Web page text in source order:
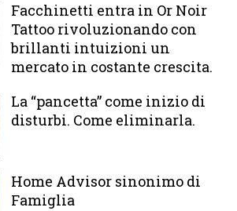
Facchinetti entra in Or Noir
Tattoo rivoluzionando con
brillanti intuizioni un
mercato in costante crescita.
La “pancetta” come inizio di
disturbi. Come eliminarla.
Home Advisor sinonimo di
Famiglia